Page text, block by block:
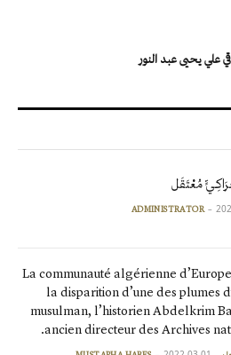
علي يحيى عبد النور
مُعْتَقَل
ADMINISTRATOR
La communauté algérienne
la disparition d’une des plumes
musulman, l’historien Abdelkrim
ancien directeur des Archives